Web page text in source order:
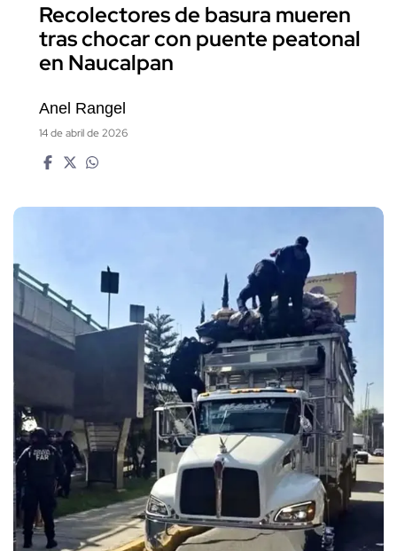
Recolectores de basura mueren
tras chocar con puente peatonal
en Naucalpan
Anel Rangel
14 de abril de 2026